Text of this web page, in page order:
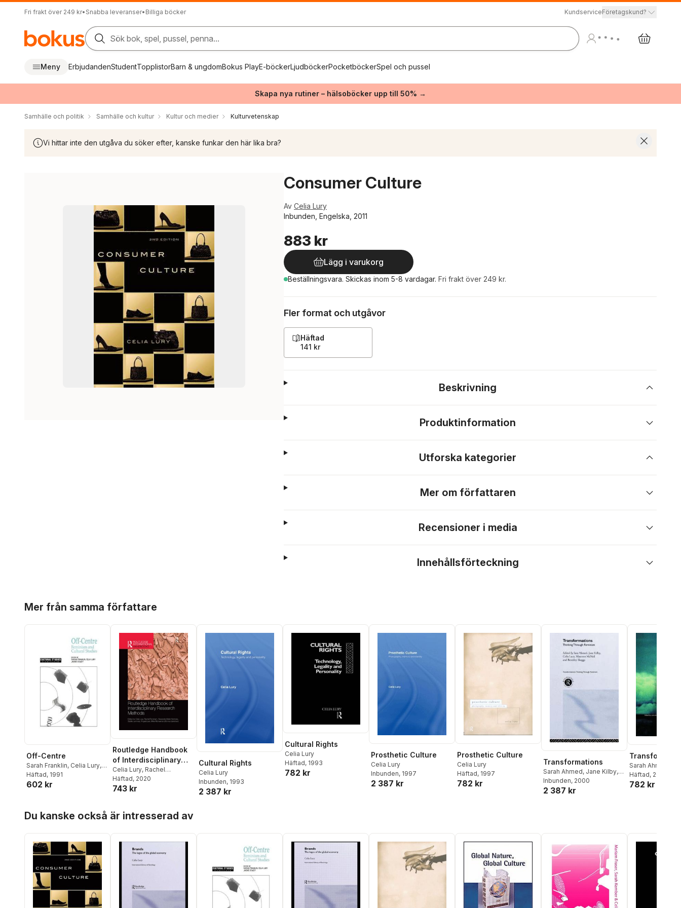
Fri frakt över 249 kr• Snabba leveranser• Billiga böcker KundserviceFöretagskund?
Sök bok, spel, pussel, penna...
Meny ErbjudandenStudentTopplistorBarn & ungdomBokus PlayE-böckerLjudböckerPocketböckerSpel och pussel
Skapa nya rutiner – hälsoböcker upp till 50% →
Samhälle och politik Samhälle och kultur Kultur och medier Kulturvetenskap
Vi hittar inte den utgåva du söker efter, kanske funkar den här lika bra?
Consumer Culture
Av Celia Lury
Inbunden, Engelska, 2011
883 kr
Lägg i varukorg
Beställningsvara. Skickas inom 5-8 vardagar. Fri frakt över 249 kr.
Fler format och utgåvor
Häftad
141 kr
Beskrivning
Produktinformation
Utforska kategorier
Mer om författaren
Recensioner i media
Innehållsförteckning
Mer från samma författare
Off-Centre
Sarah Franklin, Celia Lury,
Jackie Stacey
Häftad, 1991
602 kr
Routledge Handbook
of Interdisciplinary
Research Methods
Celia Lury, Rachel
Fensham,Alexandra
Heller-Nicholas
Häftad, 2020
743 kr
Cultural Rights
Celia Lury
Inbunden, 1993
2 387 kr
Cultural Rights
Celia Lury
Häftad, 1993
782 kr
Prosthetic Culture
Celia Lury
Inbunden, 1997
2 387 kr
Prosthetic Culture
Celia Lury
Häftad, 1997
782 kr
Transformations
Sarah Ahmed, Jane Kilby,
Celia Lury ,Maureen
McNeil, Maureen Mcneil
Inbunden, 2000
2 387 kr
Sarah Ahmed
Celia Lury
McNeil,
Häftad, 2000
782 kr
Du kanske också är intresserad av